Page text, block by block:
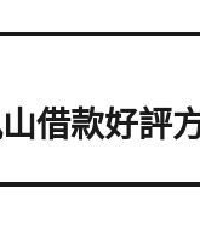
借款好評